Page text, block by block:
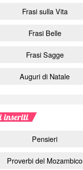
Frasi sulla Vita
Frasi Belle
Frasi Sagge
Auguri di Natale
inseriti
Pensieri
Proverbi del Mozambico